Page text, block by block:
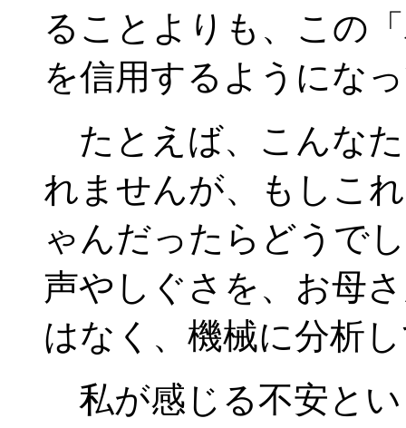
ることよりも、この
を信用するようにな
たとえば、こんな
れませんが、もしこ
ゃんだったらどうで
声やしぐさを、お母
はなく、機械に分析
私が感じる不安と